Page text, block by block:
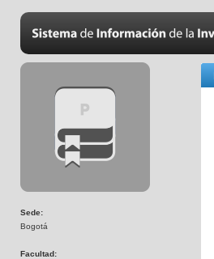
Sede:
Bogotá
Facultad: